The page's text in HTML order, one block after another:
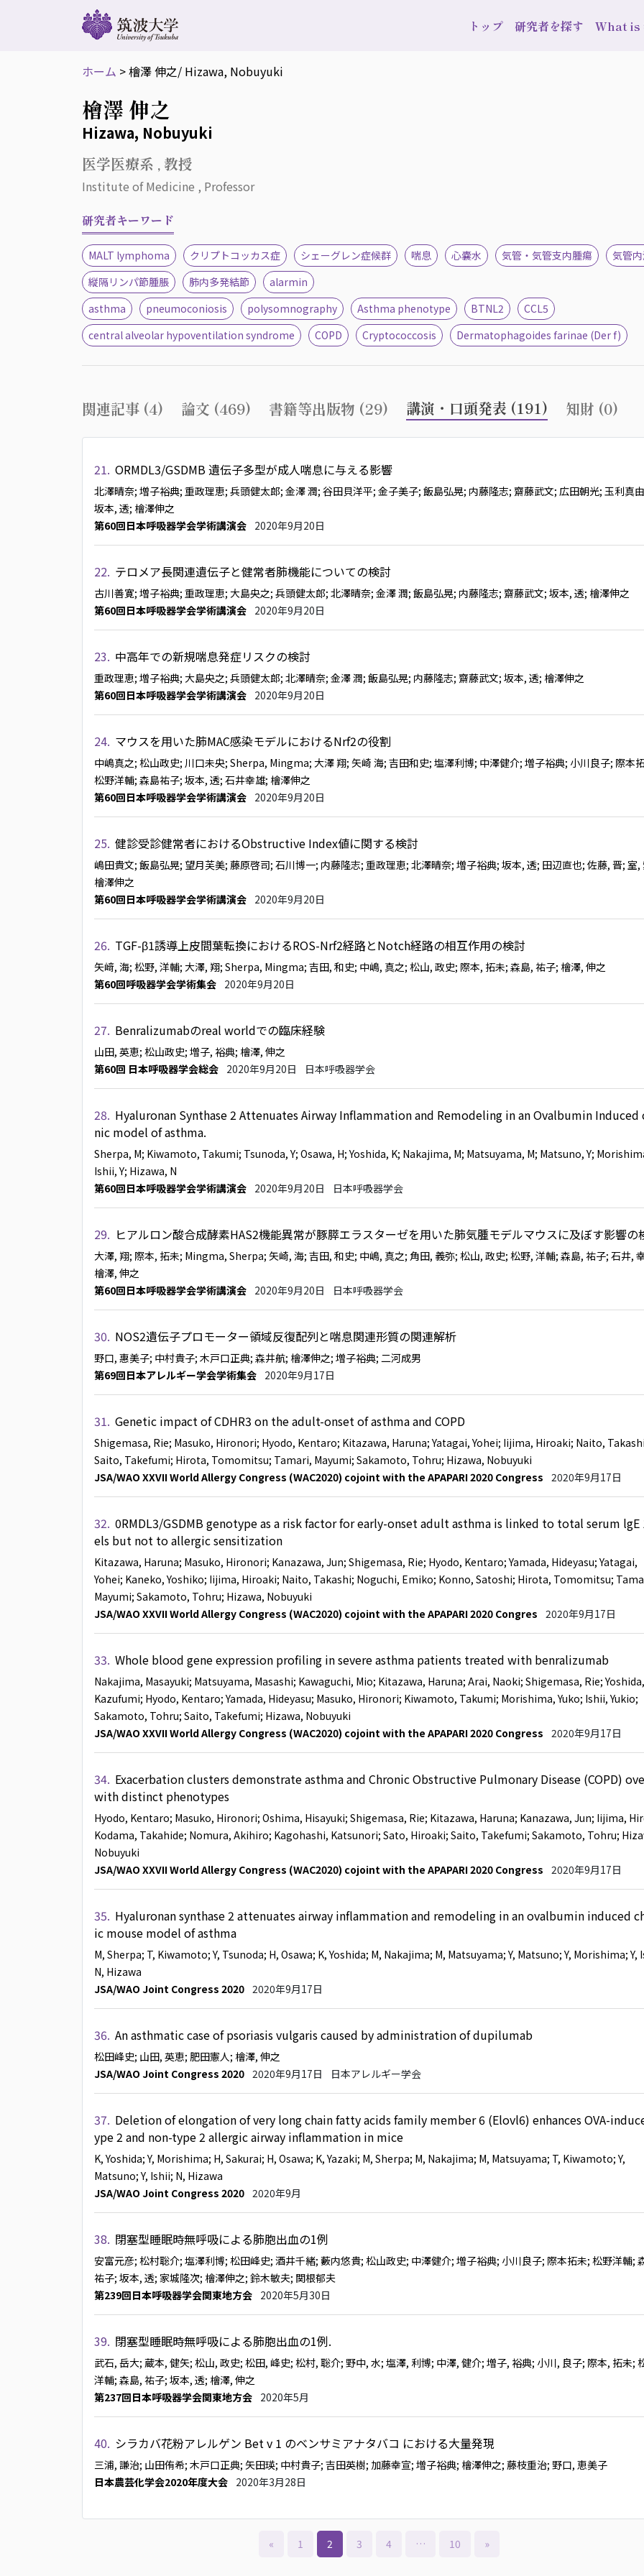
トップ 研究者を探す What is
ホーム >檜澤 伸之/ Hizawa, Nobuyuki
檜澤 伸之
Hizawa, Nobuyuki
医学医療系 , 教授
Institute of Medicine , Professor
研究者キーワード
MALT lymphoma クリプトコッカス症 シェーグレン症候群 喘息 心嚢水 気管・気管支内腫瘍
気管
縦隔リンパ節腫脹
肺内多発結節
alarmin
asthma
pneumoconiosis polysomnography Asthma phenotype BTNL2
CCL5
central alveolar hypoventilation syndrome
COPD Cryptococcosis Dermatophagoides farinae (Der f)
関連記事 (4) 論文 (469) 書籍等出版物 (29) 講演・口頭発表 (191) 知財 (0)
21. ORMDL3/GSDMB 遺伝子多型が成人喘息に与える影響
北澤晴奈; 増子裕典; 重政理恵; 兵頭健太郎; 金澤 潤; 谷田貝洋平; 金子美子; 飯島弘晃; 内藤隆志; 齋藤武文; 広田朝光; 玉利真
坂本, 透; 檜澤伸之
第60回日本呼吸器学会学術講演会 2020年9月20日
22. テロメア長関連遺伝子と健常者肺機能についての検討
古川善寛; 増子裕典; 重政理恵; 大島央之; 兵頭健太郎; 北澤晴奈; 金澤 潤; 飯島弘晃; 内藤隆志; 齋藤武文; 坂本, 透; 檜澤伸之
第60回日本呼吸器学会学術講演会 2020年9月20日
23. 中高年での新規喘息発症リスクの検討
重政理恵; 増子裕典; 大島央之; 兵頭健太郎; 北澤晴奈; 金澤 潤; 飯島弘晃; 内藤隆志; 齋藤武文; 坂本, 透; 檜澤伸之
第60回日本呼吸器学会学術講演会 2020年9月20日
24. マウスを用いた肺MAC感染モデルにおけるNrf2の役割
中嶋真之; 松山政史; 川口未央; Sherpa, Mingma; 大澤 翔; 矢崎 海; 吉田和史; 塩澤利博; 中澤健介; 増子裕典; 小川良子; 際本
松野洋輔; 森島祐子; 坂本, 透; 石井幸雄; 檜澤伸之
第60回日本呼吸器学会学術講演会 2020年9月20日
25. 健診受診健常者におけるObstructive Index値に関する検討
嶋田貴文; 飯島弘晃; 望月芙美; 藤原啓司; 石川博一; 内藤隆志; 重政理恵; 北澤晴奈; 増子裕典; 坂本, 透; 田辺直也; 佐藤, 晋; 室,
檜澤伸之
第60回日本呼吸器学会学術講演会 2020年9月20日
26. TGF-β1誘導上皮間葉転換におけるROS-Nrf2経路とNotch経路の相互作用の検討
矢﨑, 海; 松野, 洋輔; 大澤, 翔; Sherpa, Mingma; 吉田, 和史; 中嶋, 真之; 松山, 政史; 際本, 拓未; 森島, 祐子; 檜澤, 伸之
第60回呼吸器学会学術集会 2020年9月20日
27. Benralizumabのreal worldでの臨床経験
山田, 英恵; 松山政史; 増子, 裕典; 檜澤, 伸之
第60回 日本呼吸器学会総会 2020年9月20日 日本呼吸器学会
28. Hyaluronan Synthase 2 Attenuates Airway Inflammation and Remodeling in an Ovalbumin Induced
nic model of asthma.
Sherpa, M; Kiwamoto, Takumi; Tsunoda, Y; Osawa, H; Yoshida, K; Nakajima, M; Matsuyama, M; Matsuno, Y;
Ishii, Y; Hizawa, N
第60回日本呼吸器学会学術講演会 2020年9月20日 日本呼吸器学会
29. ヒアルロン酸合成酵素HAS2機能異常が豚膵エラスターゼを用いた肺気腫モデルマウスに及ぼす影響の
大澤, 翔; 際本, 拓未; Mingma, Sherpa; 矢崎, 海; 吉田, 和史; 中嶋, 真之; 角田, 義弥; 松山, 政史; 松野, 洋輔; 森島, 祐子; 石井,
檜澤, 伸之
第60回日本呼吸器学会学術講演会 2020年9月20日 日本呼吸器学会
30. NOS2遺伝子プロモーター領域反復配列と喘息関連形質の関連解析
野口, 惠美子; 中村貴子; 木戸口正典; 森井航; 檜澤伸之; 増子裕典; 二河成男
第69回日本アレルギー学会学術集会 2020年9月17日
31. Genetic impact of CDHR3 on the adult-onset of asthma and COPD
Shigemasa, Rie; Masuko, Hironori; Hyodo, Kentaro; Kitazawa, Haruna; Yatagai, Yohei; Iijima, Hiroaki; Naito, Takashi
Saito, Takefumi; Hirota, Tomomitsu; Tamari, Mayumi; Sakamoto, Tohru; Hizawa, Nobuyuki
JSA/WAO XXVII World Allergy Congress (WAC2020) cojoint with the APAPARI 2020 Congress 2020年9月17日
32. 0RMDL3/GSDMB genotype as a risk factor for early-onset adult asthma is linked to total serum lgE
els but not to allergic sensitization
Kitazawa, Haruna; Masuko, Hironori; Kanazawa, Jun; Shigemasa, Rie; Hyodo, Kentaro; Yamada, Hideyasu; Yatagai,
Yohei; Kaneko, Yoshiko; Iijima, Hiroaki; Naito, Takashi; Noguchi, Emiko; Konno, Satoshi; Hirota, Tomomitsu;
Mayumi; Sakamoto, Tohru; Hizawa, Nobuyuki
JSA/WAO XXVII World Allergy Congress (WAC2020) cojoint with the APAPARI 2020 Congres 2020年9月17日
33. Whole blood gene expression profiling in severe asthma patients treated with benralizumab
Nakajima, Masayuki; Matsuyama, Masashi; Kawaguchi, Mio; Kitazawa, Haruna; Arai, Naoki; Shigemasa, Rie; Yoshida,
Kazufumi; Hyodo, Kentaro; Yamada, Hideyasu; Masuko, Hironori; Kiwamoto, Takumi; Morishima, Yuko; Ishii, Yukio;
Sakamoto, Tohru; Saito, Takefumi; Hizawa, Nobuyuki
JSA/WAO XXVII World Allergy Congress (WAC2020) cojoint with the APAPARI 2020 Congress 2020年9月17日
34. Exacerbation clusters demonstrate asthma and Chronic Obstructive Pulmonary Disease (COPD)
with distinct phenotypes
Hyodo, Kentaro; Masuko, Hironori; Oshima, Hisayuki; Shigemasa, Rie; Kitazawa, Haruna; Kanazawa, Jun; Iijima,
Kodama, Takahide; Nomura, Akihiro; Kagohashi, Katsunori; Sato, Hiroaki; Saito, Takefumi; Sakamoto, Tohru;
Nobuyuki
JSA/WAO XXVII World Allergy Congress (WAC2020) cojoint with the APAPARI 2020 Congress 2020年9月17日
35. Hyaluronan synthase 2 attenuates airway inflammation and remodeling in an ovalbumin induced
ic mouse model of asthma
M, Sherpa; T, Kiwamoto; Y, Tsunoda; H, Osawa; K, Yoshida; M, Nakajima; M, Matsuyama; Y, Matsuno; Y, Morishima; Y,
N, Hizawa
JSA/WAO Joint Congress 2020 2020年9月17日
36. An asthmatic case of psoriasis vulgaris caused by administration of dupilumab
松田峰史; 山田, 英恵; 肥田憲人; 檜澤, 伸之
JSA/WAO Joint Congress 2020 2020年9月17日 日本アレルギー学会
37. Deletion of elongation of very long chain fatty acids family member 6 (Elovl6) enhances OVA-
ype 2 and non-type 2 allergic airway inflammation in mice
K, Yoshida; Y, Morishima; H, Sakurai; H, Osawa; K, Yazaki; M, Sherpa; M, Nakajima; M, Matsuyama; T, Kiwamoto; Y,
Matsuno; Y, Ishii; N, Hizawa
JSA/WAO Joint Congress 2020 2020年9月
38. 閉塞型睡眠時無呼吸による肺胞出血の1例
安富元彦; 松村聡介; 塩澤利博; 松田峰史; 酒井千緒; 藪内悠貴; 松山政史; 中澤健介; 増子裕典; 小川良子; 際本拓未; 松野洋輔;
祐子; 坂本, 透; 家城隆次; 檜澤伸之; 鈴木敏夫; 関根郁夫
第239回日本呼吸器学会関東地方会 2020年5月30日
39. 閉塞型睡眠時無呼吸による肺胞出血の1例.
武石, 岳大; 蔵本, 健矢; 松山, 政史; 松田, 峰史; 松村, 聡介; 野中, 水; 塩澤, 利博; 中澤, 健介; 増子, 裕典; 小川, 良子; 際本, 拓未;
洋輔; 森島, 祐子; 坂本, 透; 檜澤, 伸之
第237回日本呼吸器学会関東地方会 2020年5月
40. シラカバ花粉アレルゲン Bet v 1 のベンサミアナタバコ における大量発現
三浦, 謙治; 山田侑希; 木戸口正典; 矢田瑛; 中村貴子; 吉田英樹; 加藤幸宣; 増子裕典; 檜澤伸之; 藤枝重治; 野口, 恵美子
日本農芸化学会2020年度大会 2020年3月28日
« 1 2 3 4 … 10 »